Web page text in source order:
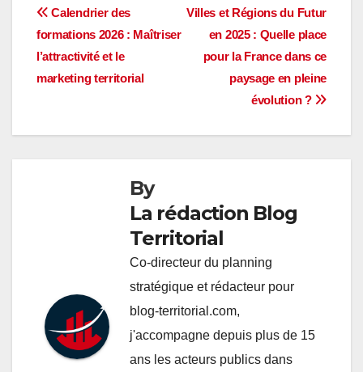
Navigation
de
l’article
Villes et Régions du Futur
en 2025 : Quelle place
pour la France dans ce
paysage en pleine
évolution ?
Calendrier des
formations 2026 : Maîtriser
l’attractivité et le
marketing territorial
By
La rédaction Blog
Territorial
Co-directeur du planning
stratégique et rédacteur pour
blog-territorial.com,
j'accompagne depuis plus de 15
ans les acteurs publics dans